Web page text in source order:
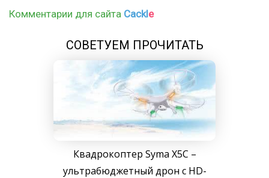
Комментарии для сайта Cackle
СОВЕТУЕМ ПРОЧИТАТЬ
Квадрокоптер Syma X5C –
ультрабюджетный дрон с HD-